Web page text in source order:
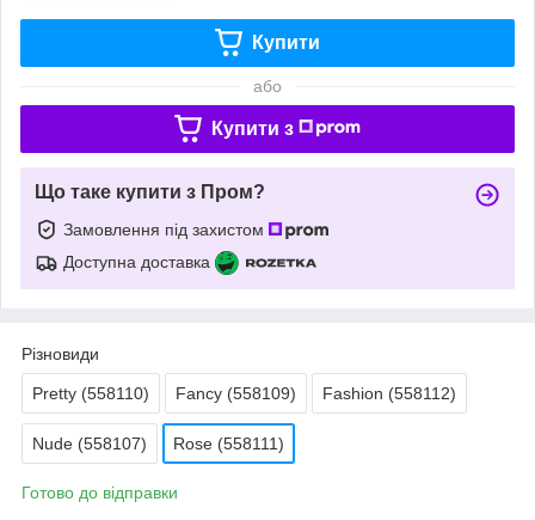
Купити
або
Купити з
Що таке купити з Пром?
Замовлення під захистом
Доступна доставка
Різновиди
Pretty (558110) Fancy (558109) Fashion (558112)
Nude (558107) Rose (558111)
Готово до відправки